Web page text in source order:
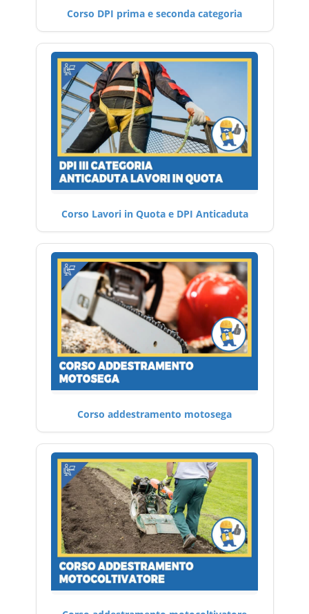
Corso DPI prima e seconda categoria
Corso Lavori in Quota e DPI Anticaduta
Corso addestramento motosega